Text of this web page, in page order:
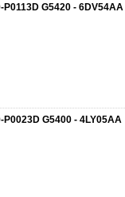
G5420 - 6DV54AA
G5400 - 4LY05AA